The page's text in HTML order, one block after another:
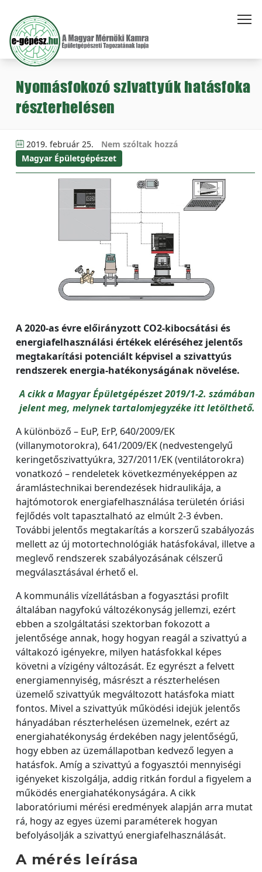
Nyomásfokozó szivattyúk hatásfoka
részterhelésen
2019. február 25.
Nem szóltak hozzá
Magyar Épületgépészet
A 2020-as évre előirányzott CO2-kibocsátási és
energiafelhasználási értékek eléréséhez jelentős
megtakarítási potenciált képvisel a szivattyús
rendszerek energia-hatékonyságának növelése.
A cikk a Magyar Épületgépészet 2019/1-2. számában
jelent meg, melynek tartalomjegyzéke itt letölthető.
A különböző – EuP, ErP, 640/2009/EK
(villanymotorokra), 641/2009/EK (nedvestengelyű
keringetőszivattyúkra, 327/2011/EK (ventilátorokra)
vonatkozó – rendeletek következményeképpen az
áramlástechnikai berendezések hidraulikája, a
hajtómotorok energiafelhasználása területén óriási
fejlődés volt tapasztalható az elmúlt 2-3 évben.
További jelentős megtakarítás a korszerű szabályozás
mellett az új motortechnológiák hatásfokával, illetve a
meglevő rendszerek szabályozásának célszerű
megválasztásával érhető el.
A kommunális vízellátásban a fogyasztási profilt
általában nagyfokú változékonyság jellemzi, ezért
ebben a szolgáltatási szektorban fokozott a
jelentősége annak, hogy hogyan reagál a szivattyú a
váltakozó igényekre, milyen hatásfokkal képes
követni a vízigény változását. Ez egyrészt a felvett
energiamennyiség, másrészt a részterhelésen
üzemelő szivattyúk megváltozott hatásfoka miatt
fontos. Mivel a szivattyúk működési idejük jelentős
hányadában részterhelésen üzemelnek, ezért az
energiahatékonyság érdekében nagy jelentőségű,
hogy ebben az üzemállapotban kedvező legyen a
hatásfok. Amíg a szivattyú a fogyasztói mennyiségi
igényeket kiszolgálja, addig ritkán fordul a figyelem a
működés energiahatékonyságára. A cikk
laboratóriumi mérési eredmények alapján arra mutat
rá, hogy az egyes üzemi paraméterek hogyan
befolyásolják a szivattyú energiafelhasználását.
A mérés leírása